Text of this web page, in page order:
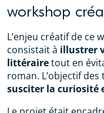
workshop
L’enjeu créatif de ce
consistait à illustrer
littérairetout en
roman. L’objectif
susciter la curiosité